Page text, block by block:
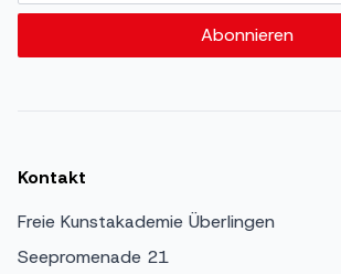
Abonnieren
Kontakt
Freie Kunstakademie Überlingen
Seepromenade 21